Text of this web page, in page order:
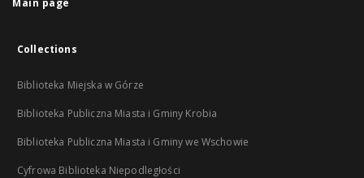
Main page
Collections
Biblioteka Miejska w Górze
Biblioteka Publiczna Miasta i Gminy Krobia
Biblioteka Publiczna Miasta i Gminy we Wschowie
Cyfrowa Biblioteka Niepodległości